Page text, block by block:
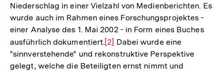
Niederschlag in einer Vielzahl von Medienberichten. Es
wurde auch im Rahmen eines Forschungsprojektes -
einer Analyse des 1. Mai 2002 - in Form eines Buches
ausführlich dokumentiert.Zur
Auflösung
der
[2] Dabei wurde eine
"sinnverstehende" und rekonstruktive Perspektive
gelegt, welche die Beteiligten ernst nimmt und